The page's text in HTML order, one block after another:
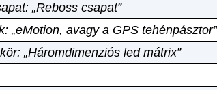
„Reboss csapat”
„eMotion, avagy a GPS tehénpásztor”
„Háromdimenziós led mátrix”